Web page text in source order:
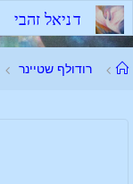
דניאל זהבי
רודולף שטיינר